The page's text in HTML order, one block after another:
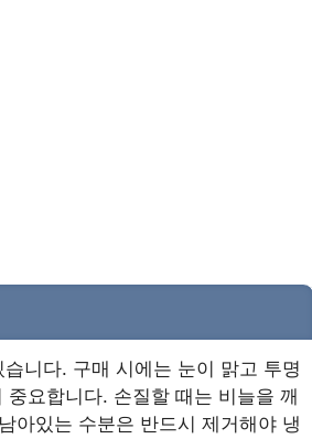
니다. 구매 시에는 눈이 맑고 투명
요합니다. 손질할 때는 비늘을 깨
아있는 수분은 반드시 제거해야 냉